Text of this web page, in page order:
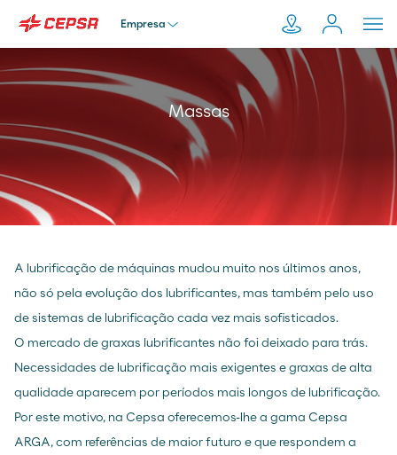
Empresa
Empresa
Transportador
em
Moeve.pt
Massas
A lubrificação de máquinas mudou muito nos últimos anos,
não só pela evolução dos lubrificantes, mas também pelo uso
de sistemas de lubrificação cada vez mais sofisticados.
O mercado de graxas lubrificantes não foi deixado para trás.
Necessidades de lubrificação mais exigentes e graxas de alta
qualidade aparecem por períodos mais longos de lubrificação.
Por este motivo, na Cepsa oferecemos-lhe a gama Cepsa
ARGA, com referências de maior futuro e que respondem a